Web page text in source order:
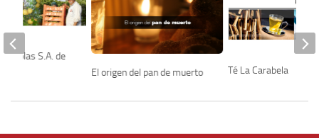
El origen del pan de muerto Té La Carabela
S.A. de